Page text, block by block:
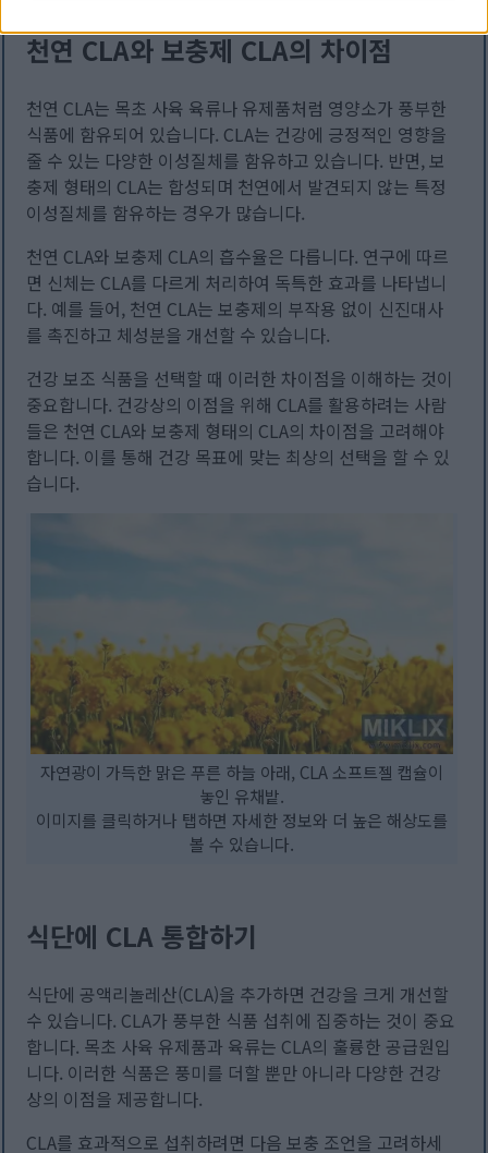
천연 CLA와 보충제 CLA의 차이점
천연 CLA는 목초 사육 육류나 유제품처럼 영양소가 풍부한
식품에 함유되어 있습니다. CLA는 건강에 긍정적인 영향을
줄 수 있는 다양한 이성질체를 함유하고 있습니다. 반면, 보
충제 형태의 CLA는 합성되며 천연에서 발견되지 않는 특정
이성질체를 함유하는 경우가 많습니다.
천연 CLA와 보충제 CLA의 흡수율은 다릅니다. 연구에 따르
면 신체는 CLA를 다르게 처리하여 독특한 효과를 나타냅니
다. 예를 들어, 천연 CLA는 보충제의 부작용 없이 신진대사
를 촉진하고 체성분을 개선할 수 있습니다.
건강 보조 식품을 선택할 때 이러한 차이점을 이해하는 것이
중요합니다. 건강상의 이점을 위해 CLA를 활용하려는 사람
들은 천연 CLA와 보충제 형태의 CLA의 차이점을 고려해야
합니다. 이를 통해 건강 목표에 맞는 최상의 선택을 할 수 있
습니다.
자연광이 가득한 맑은 푸른 하늘 아래, CLA 소프트젤 캡슐이
놓인 유채밭.
이미지를 클릭하거나 탭하면 자세한 정보와 더 높은 해상도를
볼 수 있습니다.
식단에 CLA 통합하기
식단에 공액리놀레산(CLA)을 추가하면 건강을 크게 개선할
수 있습니다. CLA가 풍부한 식품 섭취에 집중하는 것이 중요
합니다. 목초 사육 유제품과 육류는 CLA의 훌륭한 공급원입
니다. 이러한 식품은 풍미를 더할 뿐만 아니라 다양한 건강
상의 이점을 제공합니다.
CLA를 효과적으로 섭취하려면 다음 보충 조언을 고려하세